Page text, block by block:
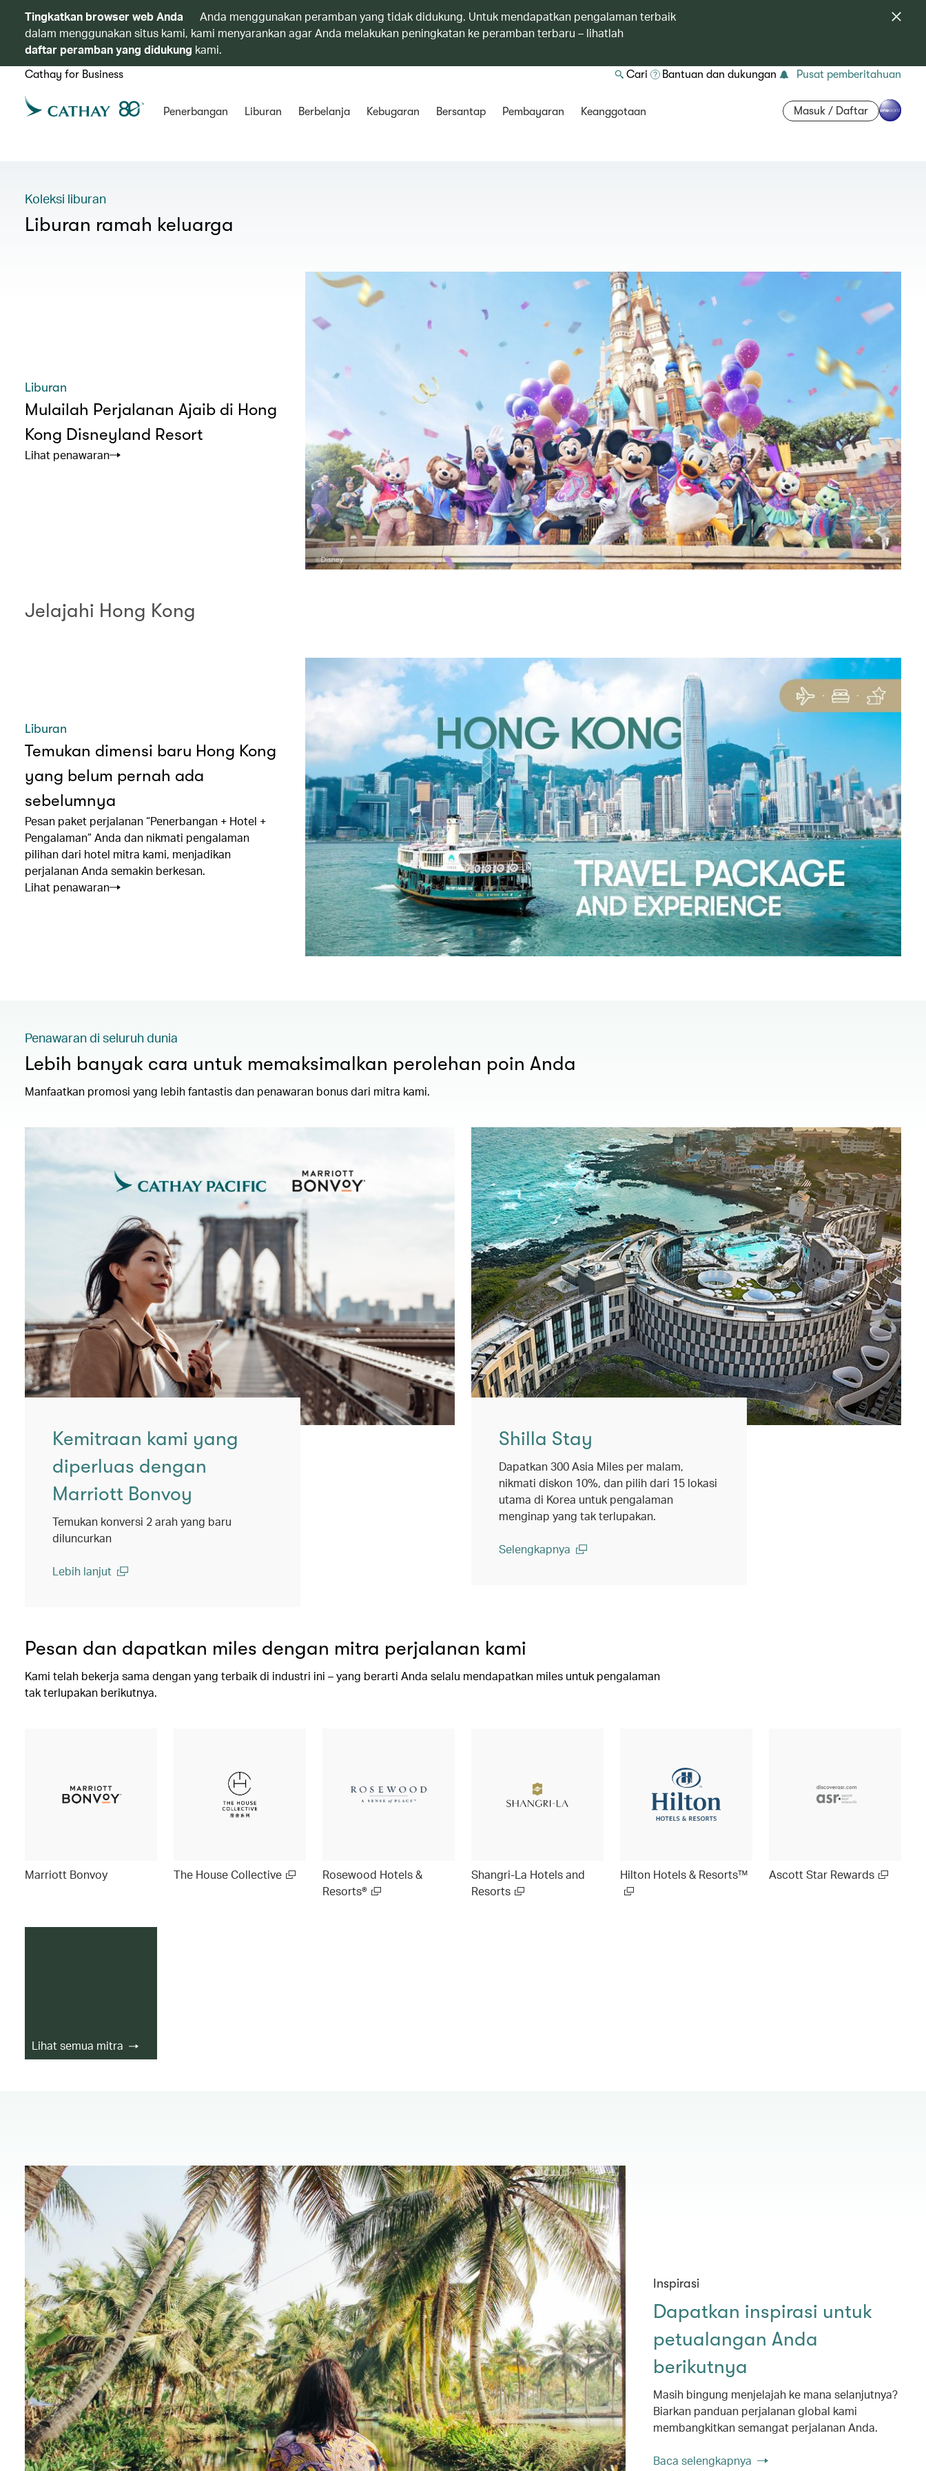
Tingkatkan browser web Anda
Anda menggunakan peramban yang tidak didukung. Untuk mendapatkan pengalaman terbaik
dalam menggunakan situs kami, kami menyarankan agar Anda melakukan peningkatan ke peramban terbaru – lihatlah
daftar peramban yang didukung kami.
Cathay for Business Cari Bantuan dan dukungan Pusat pemberitahuan
Penerbangan Liburan Berbelanja Kebugaran Bersantap Pembayaran Keanggotaan Masuk / Daftar
Koleksi liburan
Liburan ramah keluarga
Liburan
Mulailah Perjalanan Ajaib di Hong
Kong Disneyland Resort
Lihat penawaran
Jelajahi Hong Kong
Liburan
Temukan dimensi baru Hong Kong
yang belum pernah ada
sebelumnya
Pesan paket perjalanan “Penerbangan + Hotel +
Pengalaman” Anda dan nikmati pengalaman
pilihan dari hotel mitra kami, menjadikan
perjalanan Anda semakin berkesan.
Lihat penawaran
Penawaran di seluruh dunia
Lebih banyak cara untuk memaksimalkan perolehan poin Anda
Manfaatkan promosi yang lebih fantastis dan penawaran bonus dari mitra kami.
Kemitraan kami yang
diperluas dengan
Marriott Bonvoy
Temukan konversi 2 arah yang baru
diluncurkan
Lebih lanjut
Shilla Stay
Dapatkan 300 Asia Miles per malam,
nikmati diskon 10%, dan pilih dari 15 lokasi
utama di Korea untuk pengalaman
menginap yang tak terlupakan.
Selengkapnya
Pesan dan dapatkan miles dengan mitra perjalanan kami
Kami telah bekerja sama dengan yang terbaik di industri ini – yang berarti Anda selalu mendapatkan miles untuk pengalaman
tak terlupakan berikutnya.
Marriott Bonvoy The House Collective
Rosewood Hotels &
Resorts®
Shangri-La Hotels and
Resorts
Hilton Hotels & Resorts™ Ascott Star Rewards
Lihat semua mitra
Inspirasi
Dapatkan inspirasi untuk
petualangan Anda
berikutnya
Masih bingung menjelajah ke mana selanjutnya?
Biarkan panduan perjalanan global kami
membangkitkan semangat perjalanan Anda.
Baca selengkapnya